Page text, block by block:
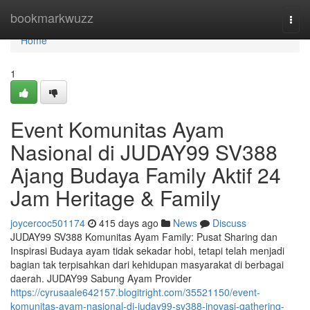
bookmarkwuzz
Home
Home
1
Event Komunitas Ayam
Nasional di JUDAY99 SV388
Ajang Budaya Family Aktif 24
Jam Heritage & Family
joycercoc501174 415 days ago News
Discuss
JUDAY99 SV388 Komunitas Ayam Family: Pusat Sharing dan
Inspirasi Budaya ayam tidak sekadar hobi, tetapi telah menjadi
bagian tak terpisahkan dari kehidupan masyarakat di berbagai
daerah. JUDAY99 Sabung Ayam Provider
https://cyrusaale642157.blogitright.com/35521150/event-
komunitas-ayam-nasional-di-juday99-sv388-inovasi-gathering-